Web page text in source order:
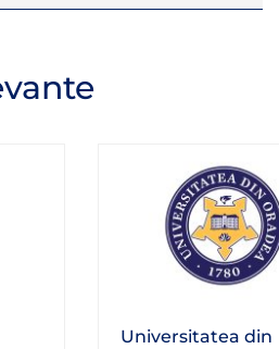
Universitatea din